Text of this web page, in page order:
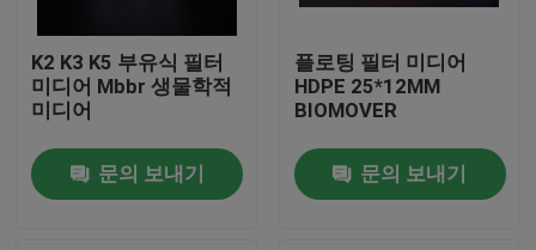
K2 K3 K5 부유식 필터
미디어 Mbbr 생물학적
미디어
문의 보내기
플로팅 필터 미디어
HDPE 25*12MM
BIOMOVER
문의 보내기